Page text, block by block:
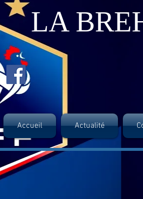
LA
Accueil Actualité